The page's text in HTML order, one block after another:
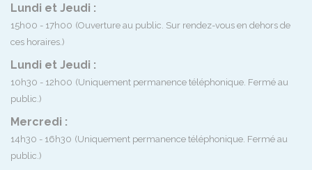
Lundi et Jeudi :
15h00 - 17h00 (Ouverture au public. Sur rendez-vous en dehors de
ces horaires.)
Lundi et Jeudi :
10h30 - 12h00 (Uniquement permanence téléphonique. Fermé au
public.)
Mercredi :
14h30 - 16h30 (Uniquement permanence téléphonique. Fermé au
public.)